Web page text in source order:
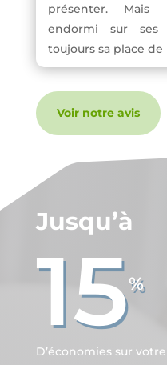
présenter. Mais
endormi sur ses
toujours sa place de
Voir notre avis
Jusqu’à
15%
D’économies sur